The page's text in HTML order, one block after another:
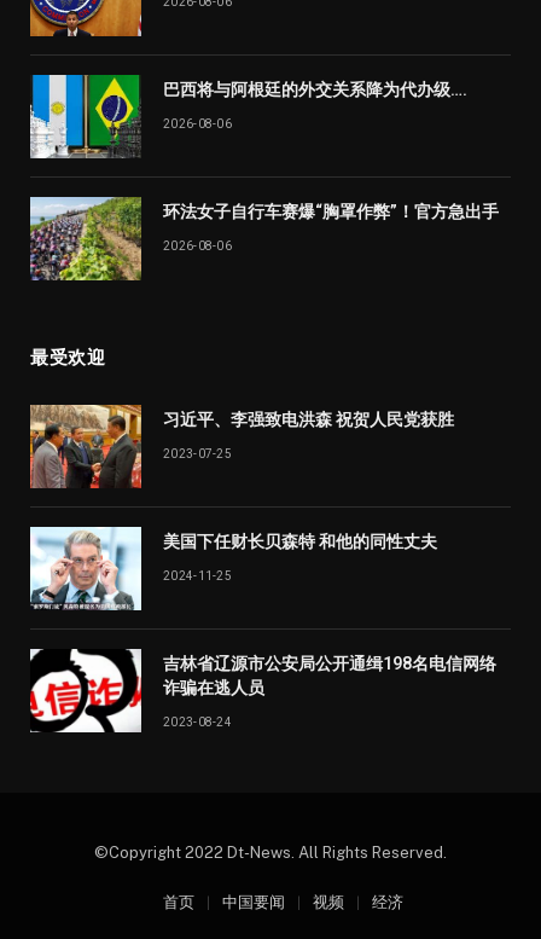
巴西将与阿根廷的外交关系降为代办级….
2026-08-06
环法女子自行车赛爆“胸罩作弊”！官方急出手
2026-08-06
最受欢迎
习近平、李强致电洪森 祝贺人民党获胜
2023-07-25
美国下任财长贝森特 和他的同性丈夫
2024-11-25
吉林省辽源市公安局公开通缉198名电信网络
诈骗在逃人员
2023-08-24
©Copyright 2022 Dt-News. All Rights Reserved.
首页 中国要闻 视频 经济